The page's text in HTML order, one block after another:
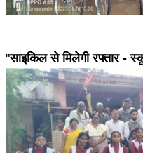
"साइकिल से मिलेगी रफ्तार -